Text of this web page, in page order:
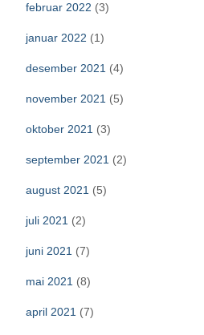
februar 2022 (3)
januar 2022 (1)
desember 2021 (4)
november 2021 (5)
oktober 2021 (3)
september 2021 (2)
august 2021 (5)
juli 2021 (2)
juni 2021 (7)
mai 2021 (8)
april 2021 (7)